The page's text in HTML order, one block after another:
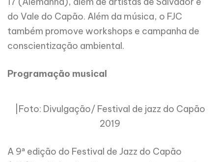
do Vale do Capão. Além da música, o FJC
também promove workshops e campanha de
conscientização ambiental.
Programação musical
|Foto: Divulgação/ Festival de jazz do Capão
2019
A 9ª edição do Festival de Jazz do Capão